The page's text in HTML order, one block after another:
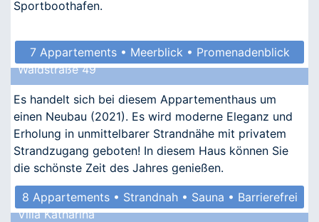
Sportboothafen.
7 Appartements • Meerblick • Promenadenblick
• Kindgerecht • Allergikergeeignet
Waldstraße 49
Es handelt sich bei diesem Appartementhaus um
einen Neubau (2021). Es wird moderne Eleganz und
Erholung in unmittelbarer Strandnähe mit privatem
Strandzugang geboten! In diesem Haus können Sie
die schönste Zeit des Jahres genießen.
8 Appartements • Strandnah • Sauna • Barrierefrei
Villa Katharina